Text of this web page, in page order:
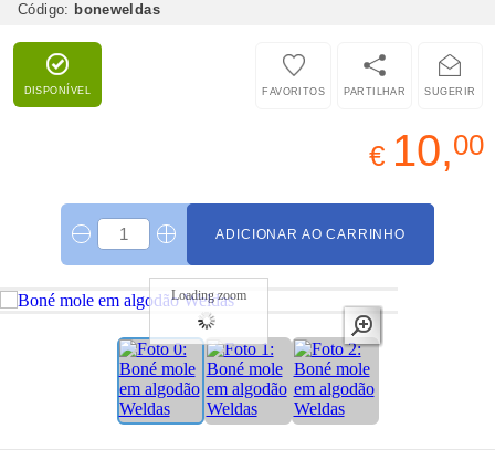
Código: boneweldas
DISPONÍVEL SUGERIR
PARTILHAR
FAVORITOS
€ 10,00
ADICIONAR AO CARRINHO
Loading zoom